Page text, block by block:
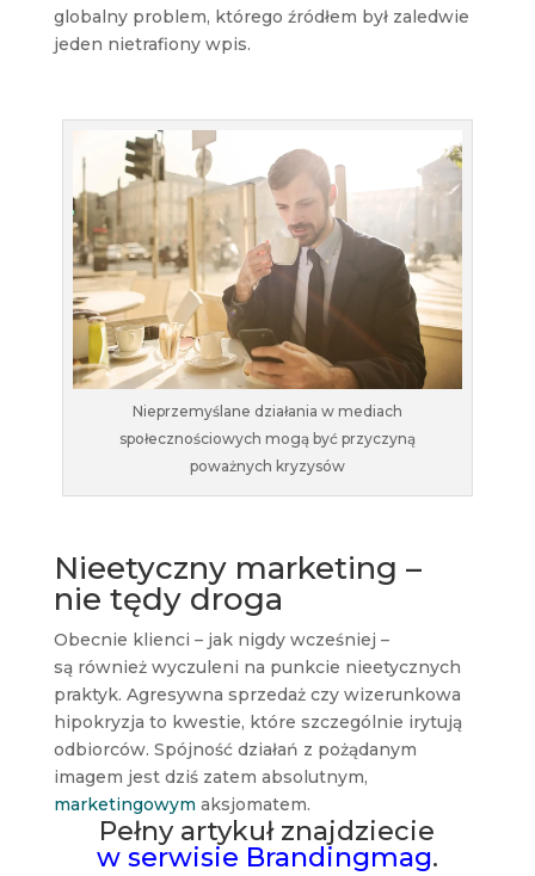
globalny problem, którego źródłem był zaledwie
jeden nietrafiony wpis.
Nieprzemyślane działania w mediach
społecznościowych mogą być przyczyną
poważnych kryzysów
Nieetyczny marketing –
nie tędy droga
Obecnie klienci – jak nigdy wcześniej –
są również wyczuleni na punkcie nieetycznych
praktyk. Agresywna sprzedaż czy wizerunkowa
hipokryzja to kwestie, które szczególnie irytują
odbiorców. Spójność działań z pożądanym
imagem jest dziś zatem absolutnym,
marketingowym aksjomatem.
Pełny artykuł znajdziecie
w serwisie Brandingmag.